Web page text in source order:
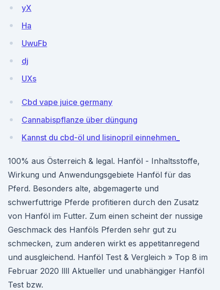
yX
Ha
UwuFb
dj
UXs
Cbd vape juice germany
Cannabispflanze über düngung
Kannst du cbd-öl und lisinopril einnehmen_
100% aus Österreich & legal. Hanföl - Inhaltsstoffe,
Wirkung und Anwendungsgebiete Hanföl für das
Pferd. Besonders alte, abgemagerte und
schwerfuttrige Pferde profitieren durch den Zusatz
von Hanföl im Futter. Zum einen scheint der nussige
Geschmack des Hanföls Pferden sehr gut zu
schmecken, zum anderen wirkt es appetitanregend
und ausgleichend. Hanföl Test & Vergleich » Top 8 im
Februar 2020 llll Aktueller und unabhängiger Hanföl
Test bzw.